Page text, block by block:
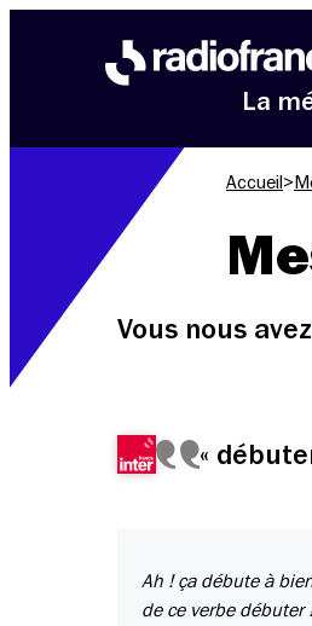
La
Accueil >
Vous nous
«
Ah ! ça débute à
de ce verbe débuter !